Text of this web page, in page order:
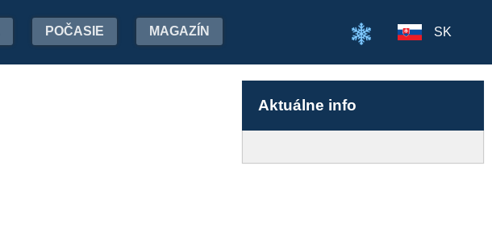
POČASIE MAGAZÍN SK
Aktuálne info